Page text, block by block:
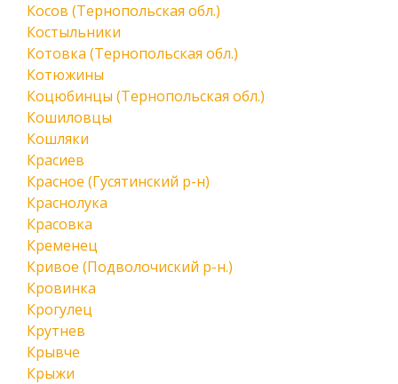
Косов (Тернопольская обл.)
Костыльники
Котовка (Тернопольская обл.)
Котюжины
Коцюбинцы (Тернопольская обл.)
Кошиловцы
Кошляки
Красиев
Красное (Гусятинский р-н)
Краснолука
Красовка
Кременец
Кривое (Подволочиский р-н.)
Кровинка
Крогулец
Крутнев
Крывче
Крыжи